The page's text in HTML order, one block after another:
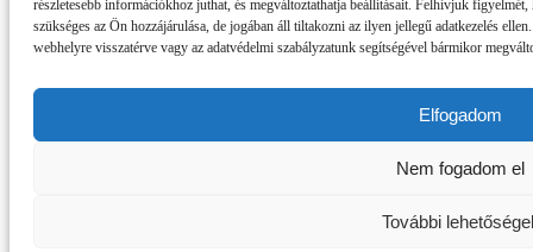
részletesebb információkhoz juthat, és megváltoztathatja beállításait. Felhívjuk
szükséges az Ön hozzájárulása, de jogában áll tiltakozni az ilyen jellegű adatkezelés
webhelyre visszatérve vagy az adatvédelmi szabályzatunk segítségével bármikor
Elfogadom
Nem fogadom el
További